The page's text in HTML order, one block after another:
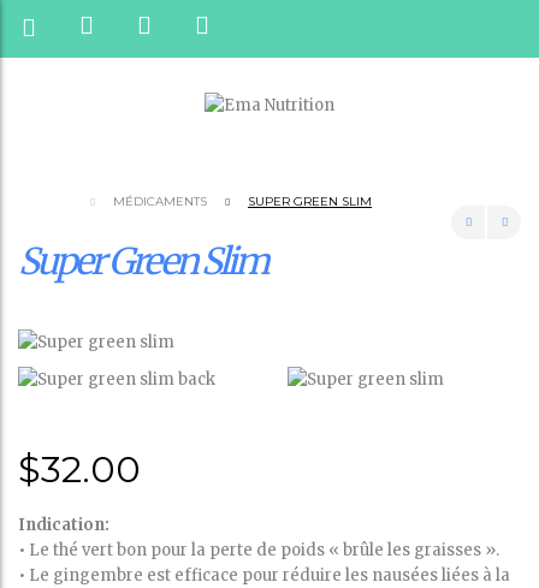
MÉDICAMENTS SUPER GREEN SLIM
Super Green Slim
$32.00
Indication:
• Le thé vert bon pour la perte de poids « brûle les graisses ».
• Le gingembre est efficace pour réduire les nausées liées à la